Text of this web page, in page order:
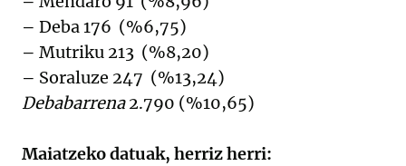
– Deba 176 (%6,75)
– Mutriku 213 (%8,20)
– Soraluze 247 (%13,24)
Debabarrena2.790 (%10,65)
Maiatzeko datuak, herriz herri: